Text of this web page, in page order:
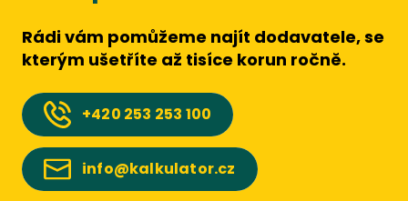
Rádi vám pomůžeme najít dodavatele, se
kterým ušetříte až tisíce korun ročně.
+420 253 253 100
info@kalkulator.cz